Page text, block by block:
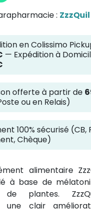
:
en Colissimo
— Expédition à
offerte à partir de
ou en Relais)
100% sécurisé (CB,
Chèque)
alimentaire
à base de
de plantes.
une clair